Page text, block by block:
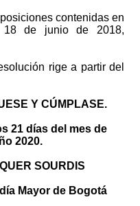
contenidas en
de junio de 2018,
rige a partir del
Y CÚMPLASE.
21 días del mes de
2020.
SOURDIS
Mayor de Bogotá